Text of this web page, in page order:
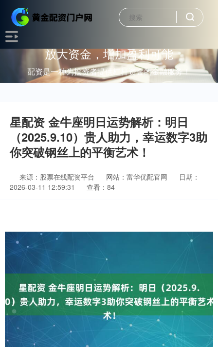
放大资金，增加盈利可能
配资是一种为投资者提供杠杆资金的金融服务！
星配资 金牛座明日运势解析：明日
（2025.9.10）贵人助力，幸运数字3助
你突破钢丝上的平衡艺术！
来源：股票在线配资平台 网站：富华优配官网
日期：
2026-03-11 12:59:31
查看：84